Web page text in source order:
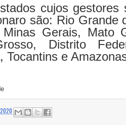
cujos gestores
são: Rio Grande
Minas Gerais, Mato
Distrito
Tocantins e